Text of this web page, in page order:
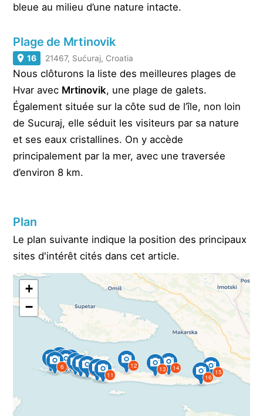
bleue au milieu d’une nature intacte.
Plage de Mrtinovik
16 21467, Sućuraj, Croatia
Nous clôturons la liste des meilleures plages de
Hvar avec Mrtinovik, une plage de galets.
Également située sur la côte sud de l’île, non loin
de Sucuraj, elle séduit les visiteurs par sa nature
et ses eaux cristallines. On y accède
principalement par la mer, avec une traversée
d’environ 8 km.
Plan
Le plan suivante indique la position des principaux
sites d'intérêt cités dans cet article.
1 2
3
4
5
6 7
8
9
10
11
12 13 14 15
16
+
−